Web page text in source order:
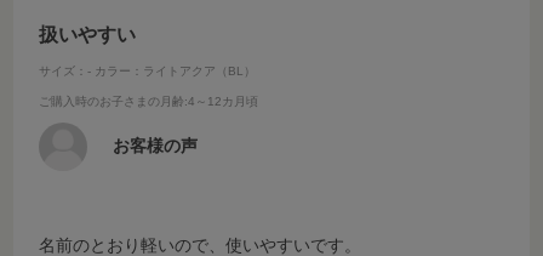
扱いやすい
サイズ：- カラー：ライトアクア（BL）
ご購入時のお子さまの月齢:4～12カ月頃
お客様の声
名前のとおり軽いので、使いやすいです。